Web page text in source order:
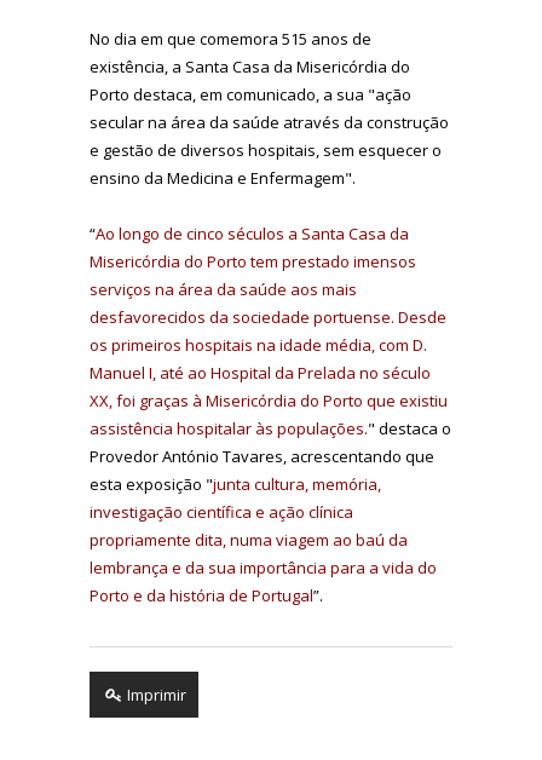
No dia em que comemora 515 anos de
existência, a Santa Casa da Misericórdia do
Porto destaca, em comunicado, a sua "ação
secular na área da saúde através da construção
e gestão de diversos hospitais, sem esquecer o
ensino da Medicina e Enfermagem".
“Ao longo de cinco séculos a Santa Casa da
Misericórdia do Porto tem prestado imensos
serviços na área da saúde aos mais
desfavorecidos da sociedade portuense. Desde
os primeiros hospitais na idade média, com D.
Manuel I, até ao Hospital da Prelada no século
XX, foi graças à Misericórdia do Porto que existiu
assistência hospitalar às populações." destaca o
Provedor António Tavares, acrescentando que
esta exposição "junta cultura, memória,
investigação científica e ação clínica
propriamente dita, numa viagem ao baú da
lembrança e da sua importância para a vida do
Porto e da história de Portugal”.
Imprimir